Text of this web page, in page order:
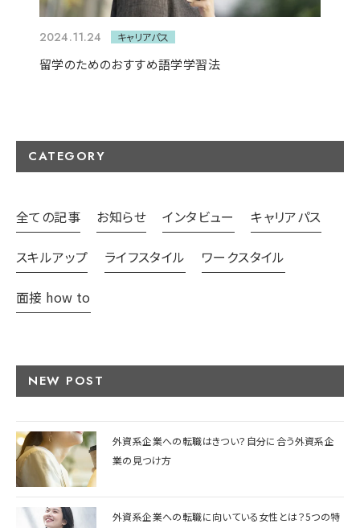
2024.11.24 キャリアパス
留学のためのおすすめ語学学習法
CATEGORY
全ての記事 お知らせ インタビュー キャリアパス
スキルアップ ライフスタイル ワークスタイル
面接 how to
NEW POST
外資系企業への転職はきつい？自分に合う外資系企
業の見つけ方
外資系企業への転職に向いている女性とは？5つの特